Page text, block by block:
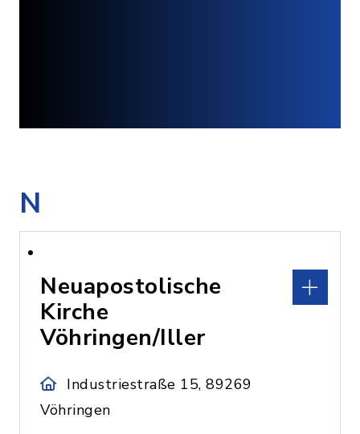
N
Neuapostolische
Kirche
Vöhringen/Iller
Industriestraße 15, 89269
Vöhringen